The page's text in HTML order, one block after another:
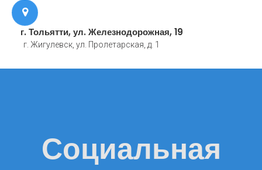
г. Тольятти, ул. Железнодорожная, 19
г. Жигулевск, ул. Пролетарская, д. 1
Социальная